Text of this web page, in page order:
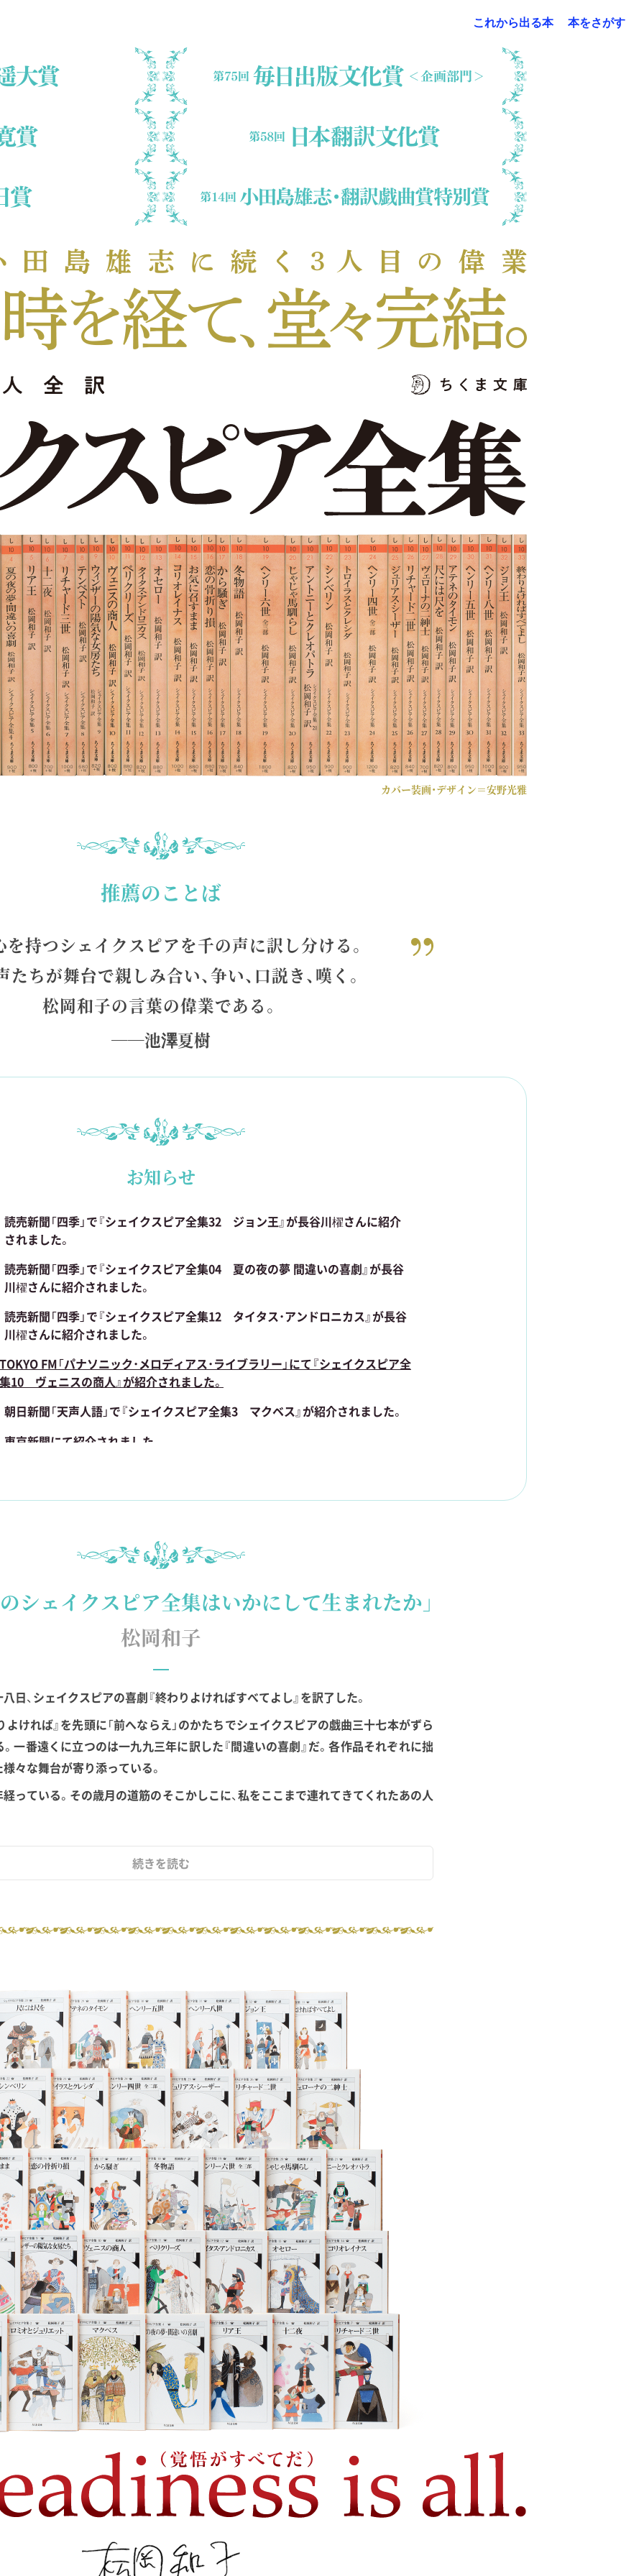
これから出る本 本をさがす
カバー装画・デザイン＝安野光雅
推薦のことば
を持つシェイクスピアを千の声に訳し分ける。
たちが舞台で親しみ合い、争い、口説き、嘆く。
松岡和子の言葉の偉業である。
――池澤夏樹
お知らせ
読売新聞「四季」で『シェイクスピア全集32 ジョン王』が長谷川櫂さんに紹介
されました。
読売新聞「四季」で『シェイクスピア全集04 夏の夜の夢 間違いの喜劇』が長谷
川櫂さんに紹介されました。
読売新聞「四季」で『シェイクスピア全集12 タイタス・アンドロニカス』が長谷
川櫂さんに紹介されました。
TOKYO FM「パナソニック・メロディアス・ライブラリー」にて『シェイクスピア全
集10 ヴェニスの商人』が紹介されました。
朝日新聞「天声人語」で『シェイクスピア全集3 マクベス』が紹介されました。
東京新聞にて紹介されました。
TOKYO FM「メロディアスライブラリー」で「ハムレット」が紹介されました。
「語る 人生の贈りもの」（全１５回）
「週刊朝日」4月8日号に訳者と林真理子さんの対談が掲載されました。
林真理子 ゲストコレクション 翻訳家 松岡和子
朝日新聞にて紹介されました。
一歩ずつ、わが道究め 朝日賞など４賞受賞スピーチ
朝日新聞DIGTALにて、著者のインタビュー記事が配信されました。
（それでも、あなたを 愛は壁を超える）恋する気持ち、人は強くなる 翻訳家・
演劇評論家、松岡和子さん
朝日新聞にて紹介されました。
朝日賞のみなさん
朝日新聞「文芸時評」にて紹介されました。
古典の語り直し シェイクスピア、隠れた本質暴く 鴻巣友季子
「週刊文春」12月2日号に訳者と阿川佐和子さんの対談が掲載されました。
阿川佐和子のこの人に会いたい 第1371回 松岡和子〈翻訳家〉
毎日新聞夕刊にて紹介されました。
毎日出版文化賞の人々／下 企画部門 松岡和子さん
第75回毎日出版文化賞＜企画部門＞を受賞しました。
NHKカルチャーにて訳者のオンライン講演が行われます。
翻訳家・松岡和子～シェイクスピア翻訳と人生を語る～
訳者が第69回菊池寛賞を受賞しました。
第58回日本翻訳文化賞を受賞しました。
毎日新聞読書面に渡辺保さんによる『シェイクスピア全集33 終わりよければ
すべてよし』の書評が掲載されました。
東京新聞「平田俊子さんの３冊の本棚」で紹介されました。
東京新聞読書面で『シェイクスピア全集33 終わりよければすべてよし』が紹介
されました。
NHKEテレにて「ハートネットTV『いまを生きるヒロインを ～シェイクスピア
翻訳家 松岡和子～』が放送されました。
東京新聞に訳者インタビューが掲載されました。
言葉の力は時を超え シェークスピア劇を完訳 松岡和子さん（翻訳家・演劇評
週刊読書人に訳者と冬木ひろみさんの対談が掲載されました。
＜言葉と向き合う、翻訳を楽しむ＞ 松岡和子個人全訳 「シェイクスピア全集」
（全三三巻・ちくま文庫）完結をめぐって（１）（２）
「図書新聞」3503号にて訳者インタビューが掲載されました。
シェイクスピア全集はいかにして生まれたか」
松岡和子
、シェイクスピアの喜劇『終わりよければすべてよし』を訳了した。
ければ』を先頭に「前へならえ」のかたちでシェイクスピアの戯曲三十七本がずら
一番遠くに立つのは一九九三年に訳した『間違いの喜劇』だ。各作品それぞれに拙
々な舞台が寄り添っている。
ている。その歳月の道筋のそこかしこに、私をここまで連れてきてくれたあの人
続きを読む